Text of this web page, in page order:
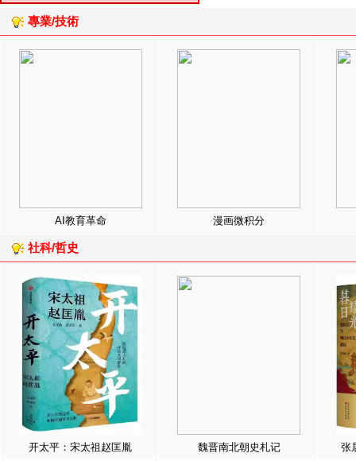
專業/技術
AI教育革命 漫画微积分
社科/哲史
开太平：宋太祖赵匡胤 魏晋南北朝史札记 张